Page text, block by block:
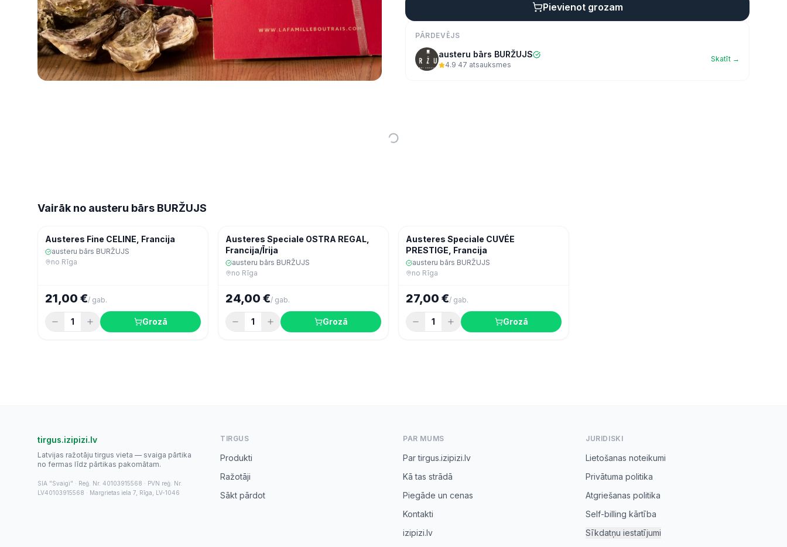
Pievienot grozam
PĀRDEVĒJS
austeru bārs BURŽUJS
4.9·47 atsauksmes
Skatīt →
Vairāk no austeru bārs BURŽUJS
Jūras veltes
Austeres Fine CELINE, Francija
austeru bārs BURŽUJS
no Rīga
21,00 €/ gab.
1 Grozā
Jūras veltes
Austeres Speciale OSTRA REGAL,
Francija/Īrija
austeru bārs BURŽUJS
no Rīga
24,00 €/ gab.
1 Grozā
Austeres Speciale CUVÉE
PRESTIGE, Francija
austeru bārs BURŽUJS
no Rīga
27,00 €/ gab.
1 Grozā
tirgus.izipizi.lv
Latvijas ražotāju tirgus vieta — svaiga pārtika
no fermas līdz pārtikas pakomātam.
SIA "Svaigi" · Reģ. Nr. 40103915568 · PVN reģ. Nr.
LV40103915568 · Margrietas iela 7, Rīga, LV-1046
TIRGUS
Produkti
Ražotāji
Sākt pārdot
PAR MUMS
Par tirgus.izipizi.lv
Kā tas strādā
Piegāde un cenas
Kontakti
izipizi.lv
JURIDISKI
Lietošanas noteikumi
Privātuma politika
Atgriešanas politika
Self-billing kārtība
Sīkdatņu iestatījumi